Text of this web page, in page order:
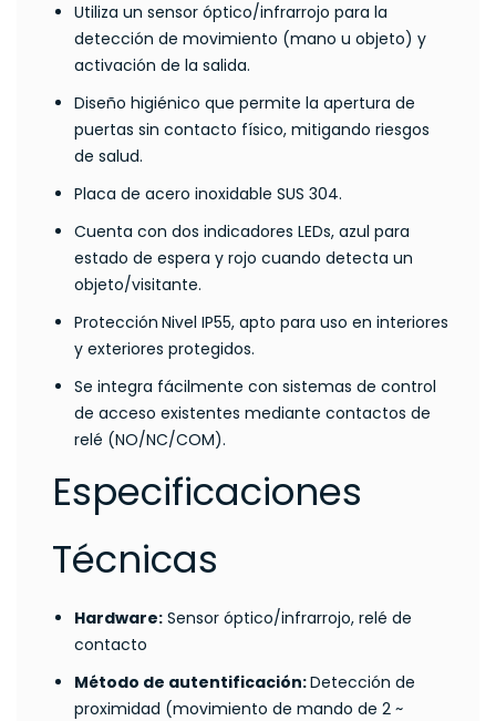
Utiliza un sensor óptico/infrarrojo para la
detección de movimiento (mano u objeto) y
activación de la salida.
Diseño higiénico que permite la apertura de
puertas sin contacto físico, mitigando riesgos
de salud.
Placa de acero inoxidable SUS 304.
Cuenta con dos indicadores LEDs, azul para
estado de espera y rojo cuando detecta un
objeto/visitante.
Protección Nivel IP55, apto para uso en interiores
y exteriores protegidos.
Se integra fácilmente con sistemas de control
de acceso existentes mediante contactos de
relé (NO/NC/COM).
Especificaciones
Técnicas
Hardware: Sensor óptico/infrarrojo, relé de
contacto
Método de autentificación:Detección de
proximidad (movimiento de mando de 2 ~